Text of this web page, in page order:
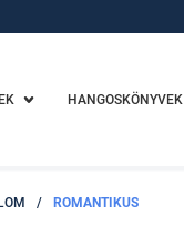
HANGOSKÖNYVEK
/ ROMANTIKUS